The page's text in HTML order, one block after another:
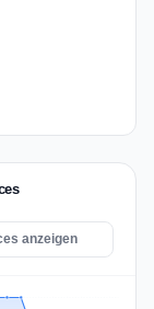
anzeigen